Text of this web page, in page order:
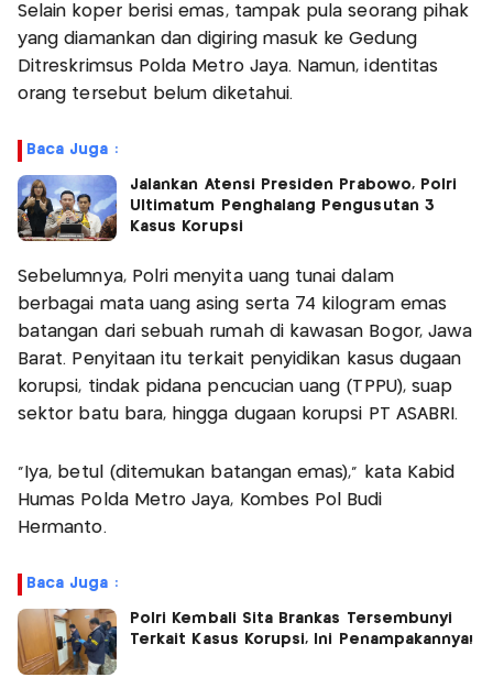
Selain koper berisi emas, tampak pula seorang pihak
yang diamankan dan digiring masuk ke Gedung
Ditreskrimsus Polda Metro Jaya. Namun, identitas
orang tersebut belum diketahui.
Baca Juga :
Jalankan Atensi Presiden Prabowo, Polri
Ultimatum Penghalang Pengusutan 3
Kasus Korupsi
Sebelumnya, Polri menyita uang tunai dalam
berbagai mata uang asing serta 74 kilogram emas
batangan dari sebuah rumah di kawasan Bogor, Jawa
Barat. Penyitaan itu terkait penyidikan kasus dugaan
korupsi, tindak pidana pencucian uang (TPPU), suap
sektor batu bara, hingga dugaan korupsi PT ASABRI.
"Iya, betul (ditemukan batangan emas)," kata Kabid
Humas Polda Metro Jaya, Kombes Pol Budi
Hermanto.
Baca Juga :
Polri Kembali Sita Brankas Tersembunyi
Terkait Kasus Korupsi, Ini Penampakannya!